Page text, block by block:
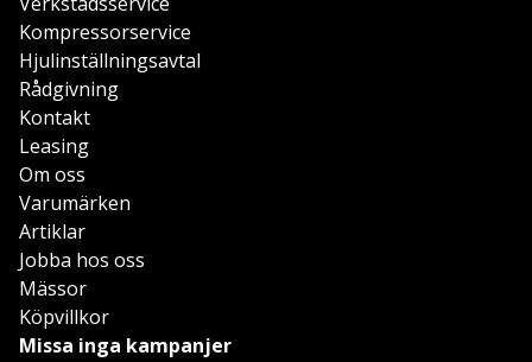
Kompressorservice
Hjulinställningsavtal
Rådgivning
Kontakt
Leasing
Om oss
Varumärken
Artiklar
Jobba hos oss
Mässor
Köpvillkor
Missa inga kampanjer